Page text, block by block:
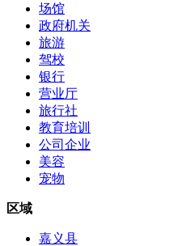
场馆
政府机关
旅游
驾校
银行
营业厅
旅行社
教育培训
公司企业
美容
宠物
区域
嘉义县